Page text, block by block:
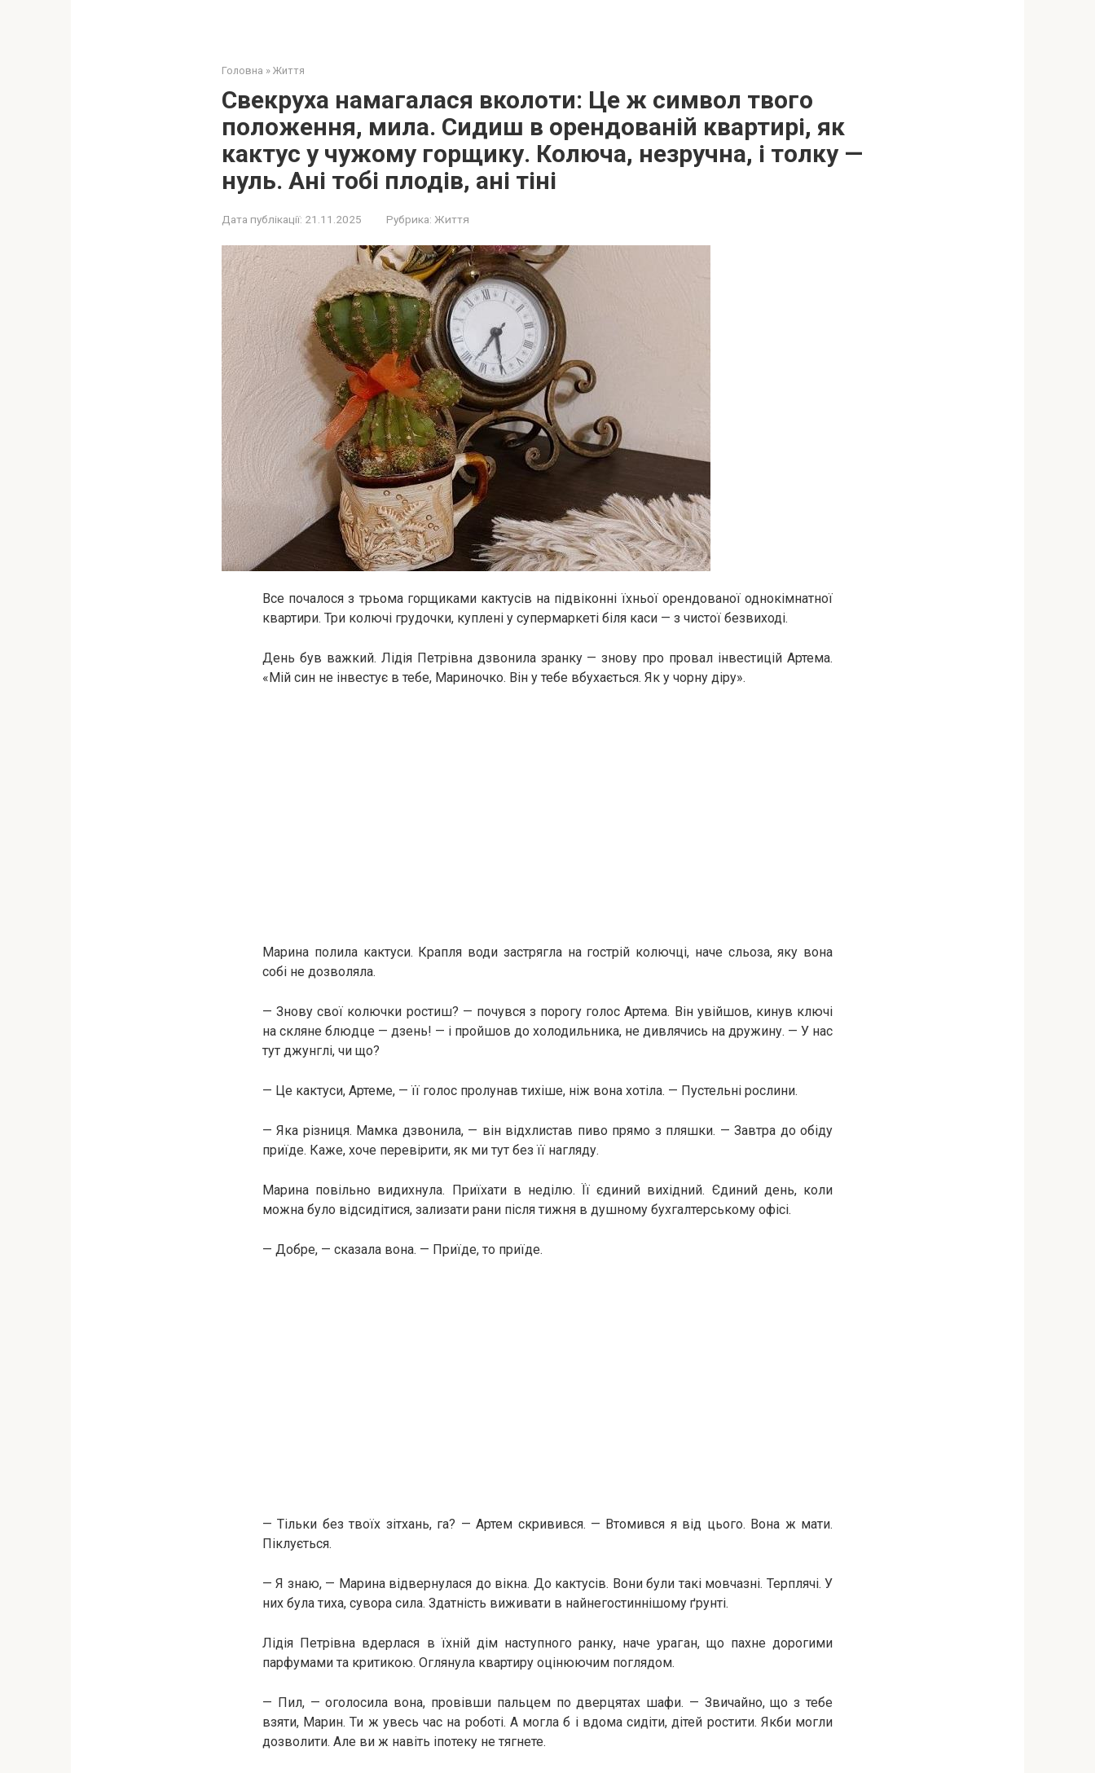
Головна » Життя
Свекруха намагалася вколоти: Це ж символ твого
положення, мила. Сидиш в орендованій квартирі, як
кактус у чужому горщику. Колюча, незручна, і толку —
нуль. Ані тобі плодів, ані тіні
Дата публікації: 21.11.2025 Рубрика: Життя
Все почалося з трьома горщиками кактусів на підвіконні їхньої орендованої однокімнатної
квартири. Три колючі грудочки, куплені у супермаркеті біля каси — з чистої безвиході.
День був важкий. Лідія Петрівна дзвонила зранку — знову про провал інвестицій Артема.
«Мій син не інвестує в тебе, Мариночко. Він у тебе вбухається. Як у чорну діру».
Марина полила кактуси. Крапля води застрягла на гострій колючці, наче сльоза, яку вона
собі не дозволяла.
— Знову свої колючки ростиш? — почувся з порогу голос Артема. Він увійшов, кинув ключі
на скляне блюдце — дзень! — і пройшов до холодильника, не дивлячись на дружину. — У нас
тут джунглі, чи що?
— Це кактуси, Артеме, — її голос пролунав тихіше, ніж вона хотіла. — Пустельні рослини.
— Яка різниця. Мамка дзвонила, — він відхлистав пиво прямо з пляшки. — Завтра до обіду
приїде. Каже, хоче перевірити, як ми тут без її нагляду.
Марина повільно видихнула. Приїхати в неділю. Її єдиний вихідний. Єдиний день, коли
можна було відсидітися, зализати рани після тижня в душному бухгалтерському офісі.
— Добре, — сказала вона. — Приїде, то приїде.
— Тільки без твоїх зітхань, га? — Артем скривився. — Втомився я від цього. Вона ж мати.
Піклується.
— Я знаю, — Марина відвернулася до вікна. До кактусів. Вони були такі мовчазні. Терплячі. У
них була тиха, сувора сила. Здатність виживати в найнегостиннішому ґрунті.
Лідія Петрівна вдерлася в їхній дім наступного ранку, наче ураган, що пахне дорогими
парфумами та критикою. Оглянула квартиру оцінюючим поглядом.
— Пил, — оголосила вона, провівши пальцем по дверцятах шафи. — Звичайно, що з тебе
взяти, Марин. Ти ж увесь час на роботі. А могла б і вдома сидіти, дітей ростити. Якби могли
дозволити. Але ви ж навіть іпотеку не тягнете.